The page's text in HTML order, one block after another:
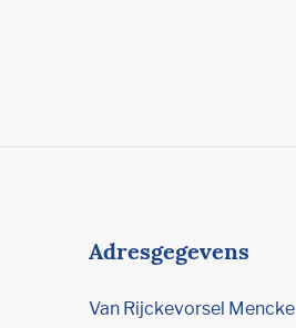
Adresgegevens
Van Rijckevorsel Mencke